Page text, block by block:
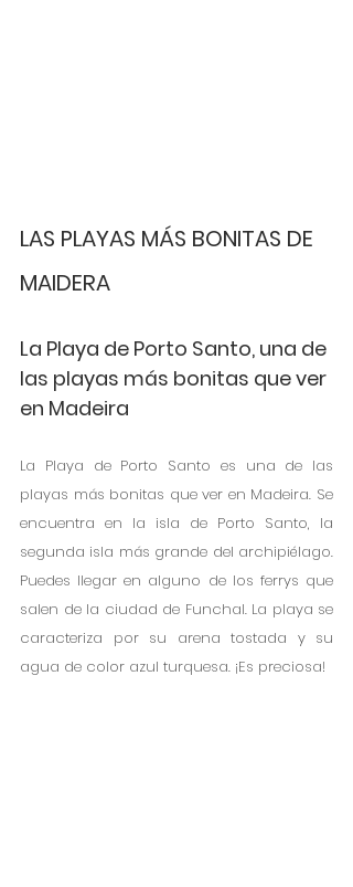
LAS PLAYAS MÁS BONITAS DE
MAIDERA
La Playa de Porto Santo, una de
las playas más bonitas que ver
en Madeira
La Playa de Porto Santo es una de las
playas más bonitas que ver en Madeira. Se
encuentra en la isla de Porto Santo, la
segunda isla más grande del archipiélago.
Puedes llegar en alguno de los ferrys que
salen de la ciudad de Funchal. La playa se
caracteriza por su arena tostada y su
agua de color azul turquesa. ¡Es preciosa!